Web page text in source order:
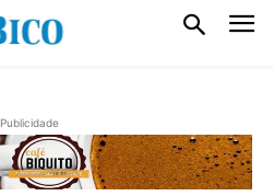
Publicidade